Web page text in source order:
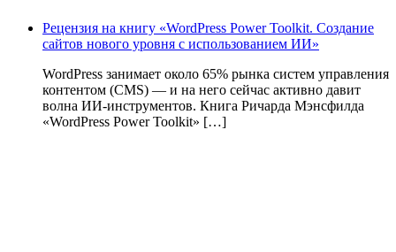
Рецензия на книгу «WordPress Power Toolkit. Создание
сайтов нового уровня с использованием ИИ»
WordPress занимает около 65% рынка систем управления
контентом (CMS) — и на него сейчас активно давит
волна ИИ‑инструментов. Книга Ричарда Мэнсфилда
«WordPress Power Toolkit» […]